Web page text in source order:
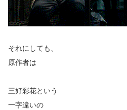
それにしても、
原作者は
三好彩花という
一字違いの